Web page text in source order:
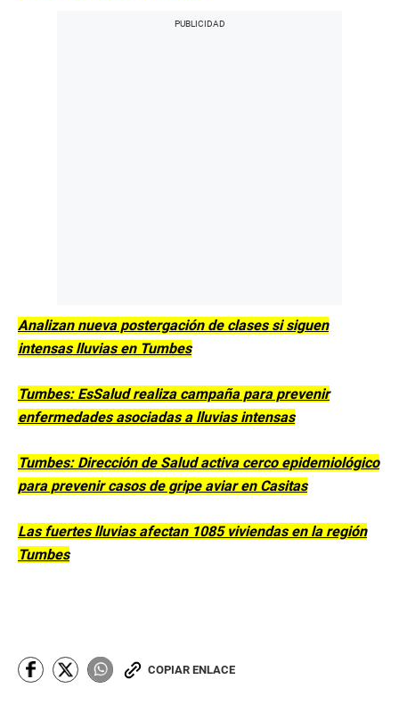
Analizan nueva postergación de clases si siguen
intensas lluvias en Tumbes
Tumbes: EsSalud realiza campaña para prevenir
enfermedades asociadas a lluvias intensas
Tumbes: Dirección de Salud activa cerco epidemiológico
para prevenir casos de gripe aviar en Casitas
Las fuertes lluvias afectan 1085 viviendas en la región
Tumbes
COPIAR ENLACE